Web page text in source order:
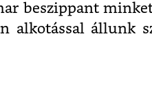
beszippant
alkotással állunk